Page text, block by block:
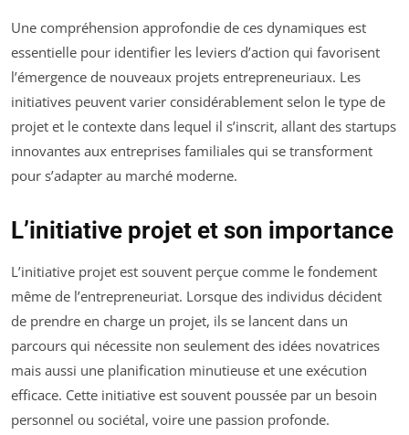
Une compréhension approfondie de ces dynamiques est
essentielle pour identifier les leviers d’action qui favorisent
l’émergence de nouveaux projets entrepreneuriaux. Les
initiatives peuvent varier considérablement selon le type de
projet et le contexte dans lequel il s’inscrit, allant des startups
innovantes aux entreprises familiales qui se transforment
pour s’adapter au marché moderne.
L’initiative projet et son importance
L’initiative projet est souvent perçue comme le fondement
même de l’entrepreneuriat. Lorsque des individus décident
de prendre en charge un projet, ils se lancent dans un
parcours qui nécessite non seulement des idées novatrices
mais aussi une planification minutieuse et une exécution
efficace. Cette initiative est souvent poussée par un besoin
personnel ou sociétal, voire une passion profonde.